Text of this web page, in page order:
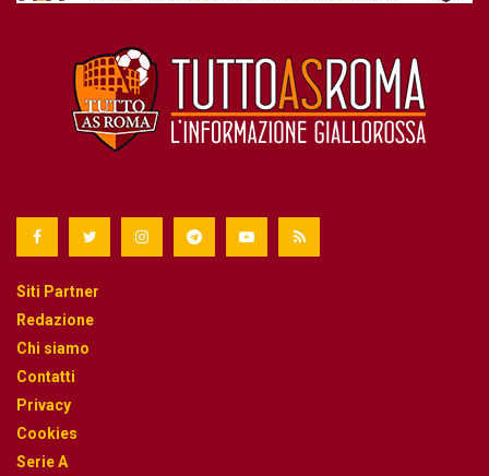
Siti Partner
Redazione
Chi siamo
Contatti
Privacy
Cookies
Serie A